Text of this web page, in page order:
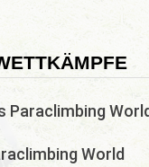
Paraclimbing
World